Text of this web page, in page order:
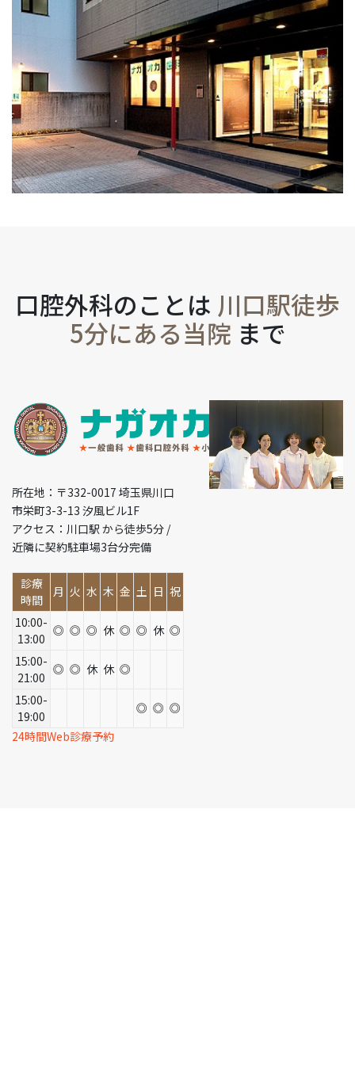
口腔外科のことは 川口駅徒歩
5分にある当院 まで
所在地：〒332-0017 埼玉県川口
市栄町3-3-13 汐風ビル1F
アクセス：川口駅 から徒歩5分 /
近隣に契約駐車場3台分完備
診療
時間
月 火 水 木 金 土 日 祝
10:00-
13:00
◎ ◎ ◎ 休 ◎ ◎ 休 ◎
15:00-
21:00
◎ ◎ 休 休 ◎
15:00-
19:00
◎ ◎ ◎
24時間Web診療予約